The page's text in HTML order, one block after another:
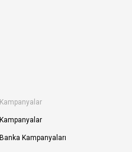
Kampanyalar
Kampanyalar
Banka Kampanyaları